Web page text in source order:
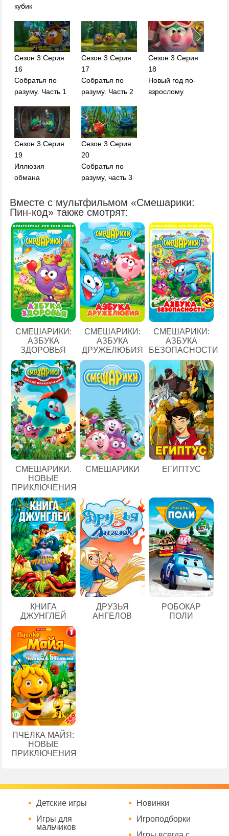
кубик
Сезон 3 Серия
16
Собратья по
разуму. Часть 1
Сезон 3 Серия
17
Собратья по
разуму. Часть 2
Сезон 3 Серия
18
Новый год по-
взрослому
Сезон 3 Серия
19
Иллюзия
обмана
Сезон 3 Серия
20
Собратья по
разуму, часть 3
Вместе с мультфильмом «Смешарики:
Пин-код» также смотрят:
СМЕШАРИКИ:
АЗБУКА
ЗДОРОВЬЯ
СМЕШАРИКИ:
АЗБУКА
ДРУЖЕЛЮБИЯ
СМЕШАРИКИ:
АЗБУКА
БЕЗОПАСНОСТИ
СМЕШАРИКИ.
НОВЫЕ
ПРИКЛЮЧЕНИЯ
СМЕШАРИКИ ЕГИПТУС
КНИГА
ДЖУНГЛЕЙ
ДРУЗЬЯ
АНГЕЛОВ
РОБОКАР
ПОЛИ
ПЧЕЛКА МАЙЯ:
НОВЫЕ
ПРИКЛЮЧЕНИЯ
Детские игры
Игры для
мальчиков
Новинки
Игроподборки